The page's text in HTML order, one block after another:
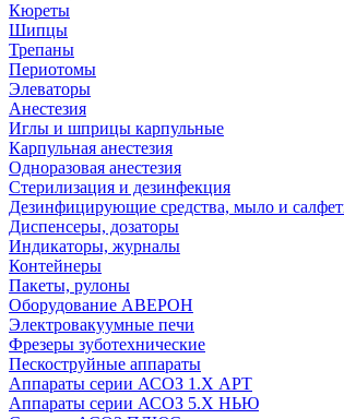
Кюреты
Шипцы
Трепаны
Периотомы
Элеваторы
Анестезия
Иглы и шприцы карпульные
Карпульная анестезия
Одноразовая анестезия
Стерилизация и дезинфекция
Дезинфицирующие средства, мыло и
Диспенсеры, дозаторы
Индикаторы, журналы
Контейнеры
Пакеты, рулоны
Оборудование АВЕРОН
Электровакуумные печи
Фрезеры зуботехнические
Пескоструйные аппараты
Аппараты серии АСОЗ 1.Х АРТ
Аппараты серии АСОЗ 5.Х НЬЮ